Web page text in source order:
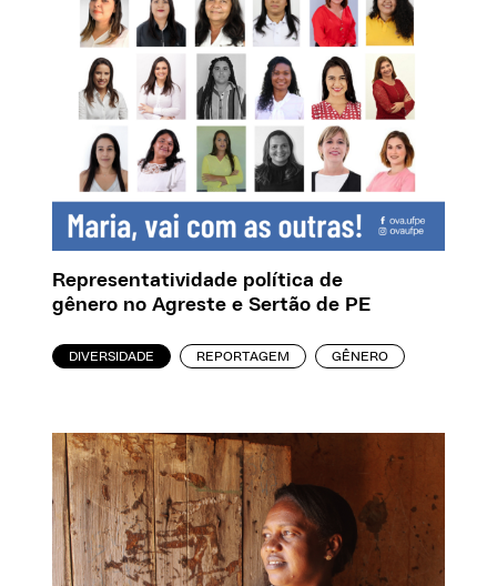
Representatividade política de
gênero no Agreste e Sertão de PE
DIVERSIDADE REPORTAGEM GÊNERO